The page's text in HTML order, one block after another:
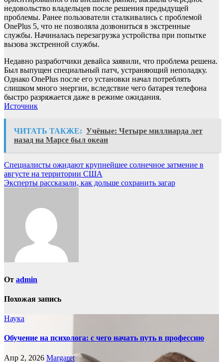
недовольство владельцев после решения предыдущей
проблемы. Ранее пользователи сталкивались с проблемой
OnePlus 5, что не позволяла дозвониться в экстренные
службы. Начиналась перезагрузка устройства при попытке
вызова экстренной службы.
Недавно разработчики девайса заявили, что проблема решена.
Был выпущен специальный патч, устраняющий неполадку.
Однако OnePlus после его установки начал потреблять
слишком много энергии, вследствие чего батарея телефона
быстро разряжается даже в режиме ожидания.
Источник
ЧИТАТЬ ТАКЖЕ: Учёные: Четыре миллиарда лет
назад на Марсе был океан
Навигация
по
Специалисты ожидают крупнейшее солнечное затмение в
августе на территории США
Эксперты рассказали, как дольше сохранить загар
От admin
Похожая запись
Наука
Обучение на психолога: с чего начать путь в профессию
Апр 2, 2026 Margaret